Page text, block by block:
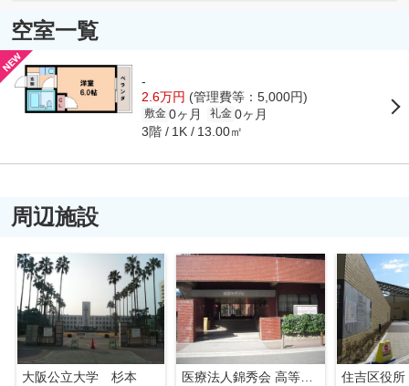
空室一覧
-
2.6万円 (管理費等：5,000円)
敷金 0ヶ月 礼金 0ヶ月
3階 1K 13.00㎡
周辺施設
大阪公立大学 杉本
医療法人錦秀会 高等看護学院
住吉区役所